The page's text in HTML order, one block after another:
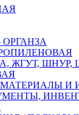
ОРГАНЗА
ЖГУТ, ШНУР,
И